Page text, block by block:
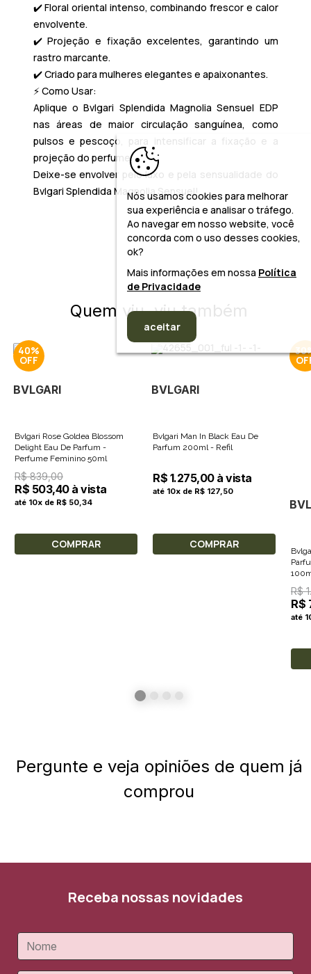
✔️ Floral oriental intenso, combinando frescor e calor
envolvente.
✔️ Projeção e fixação excelentes, garantindo um
rastro marcante.
✔️ Criado para mulheres elegantes e apaixonantes.
⚡Como Usar:
Aplique oBvlgari Splendida Magnolia Sensuel EDP
nas áreas de maior circulação sanguínea, como
pulsos e pescoço, para intensificar a fixação e a
projeção do perfume.
Deixe-se envolver pelo luxo e pela sensualidade do
Bvlgari Splendida Magnolia Sensuel!
Quem viu, viu também
40%
BVLGARI
Bvlgari Rose Goldea Blossom
Delight Eau De Parfum -
Perfume Feminino 50ml
R$ 839,00
R$ 503,40 à vista
até 10x de R$ 50,34
COMPRAR
BVLGARI
Bvlgari Man In Black Eau De
Parfum 200ml - Refil
R$ 1.275,00 à vista
até 10x de R$ 127,50
COMPRAR
R$
R$
até
Pergunte e veja opiniões de quem já
comprou
Receba nossas novidades
Nós usamos cookies para melhorar
sua experiência e analisar o tráfego.
Ao navegar em nosso website, você
concorda com o uso desses cookies,
ok?
Mais informações em nossa Política
de Privacidade
aceitar